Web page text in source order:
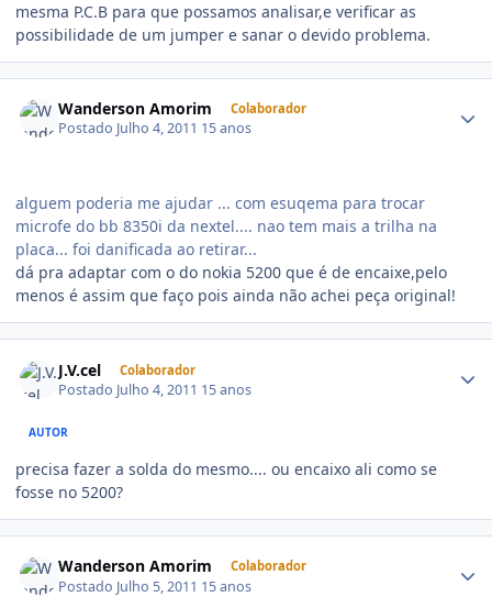
mesma P.C.B para que possamos analisar,e verificar as
possibilidade de um jumper e sanar o devido problema.
Wanderson Amorim Colaborador
Postado Julho 4, 2011 15 anos
alguem poderia me ajudar ... com esuqema para trocar
microfe do bb 8350i da nextel.... nao tem mais a trilha na
placa... foi danificada ao retirar...
dá pra adaptar com o do nokia 5200 que é de encaixe,pelo
menos é assim que faço pois ainda não achei peça original!
J.V.cel Colaborador
Postado Julho 4, 2011 15 anos
AUTOR
precisa fazer a solda do mesmo.... ou encaixo ali como se
fosse no 5200?
Wanderson Amorim Colaborador
Postado Julho 5, 2011 15 anos